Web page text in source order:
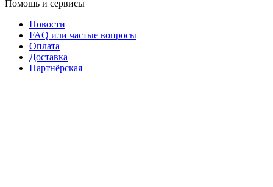
Помощь и сервисы
Новости
FAQ или частые вопросы
Оплата
Доставка
Партнёрская